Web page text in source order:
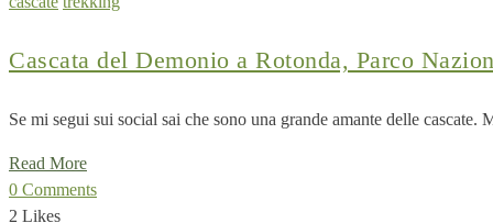
Cascata del Demonio a Rotonda, Parco
Se mi segui sui social sai che sono una grande amante delle
Read More
0 Comments
2 Likes